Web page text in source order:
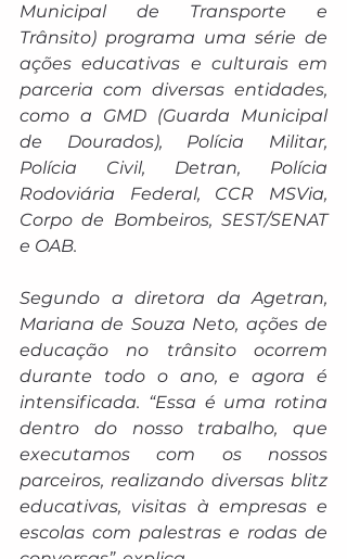
Municipal de Transporte e
Trânsito) programa uma série de
ações educativas e culturais em
parceria com diversas entidades,
como a GMD (Guarda Municipal
de Dourados), Polícia Militar,
Polícia Civil, Detran, Polícia
Rodoviária Federal, CCR MSVia,
Corpo de Bombeiros, SEST/SENAT
e OAB.
Segundo a diretora da Agetran,
Mariana de Souza Neto, ações de
educação no trânsito ocorrem
durante todo o ano, e agora é
intensificada. “Essa é uma rotina
dentro do nosso trabalho, que
executamos com os nossos
parceiros, realizando diversas blitz
educativas, visitas à empresas e
escolas com palestras e rodas de